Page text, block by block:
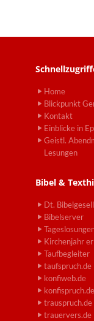
Home
Blickpunkt
Kontakt
Einblicke in
Geistl.
Lesungen
Bibel &
Dt.
Bibelserver
Kirchenjahr
Taufbegleiter
taufspruch.de
konfiweb.de
konfispruch.de
trauspruch.de
trauervers.de